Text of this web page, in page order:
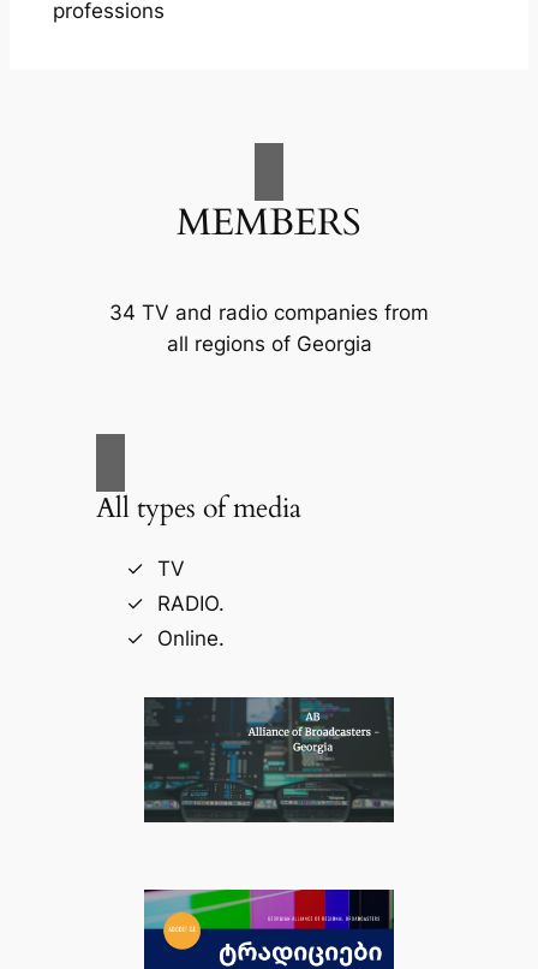
professions
MEMBERS
34 TV and radio companies from
all regions of Georgia
All types of media
TV
RADIO.
Online.